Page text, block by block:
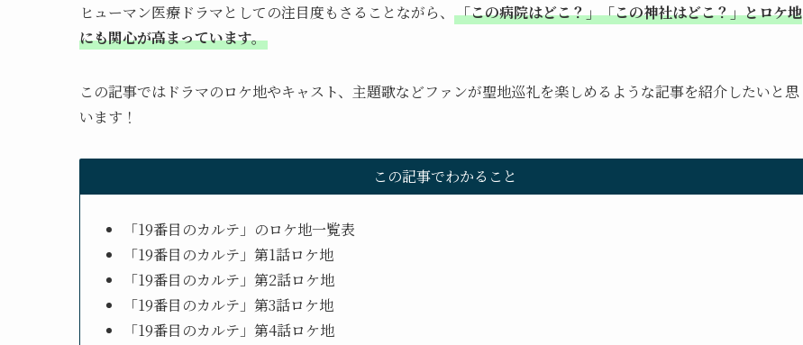
ヒューマン医療ドラマとしての注目度もさることながら、 「この病院はどこ？」「この神社はどこ？」とロケ地
にも関心が高まっています。
この記事ではドラマのロケ地やキャスト、主題歌などファンが聖地巡礼を楽しめるような記事を紹介したいと思
います！
この記事でわかること
「19番目のカルテ」のロケ地一覧表
「19番目のカルテ」第1話ロケ地
「19番目のカルテ」第2話ロケ地
「19番目のカルテ」第3話ロケ地
「19番目のカルテ」第4話ロケ地